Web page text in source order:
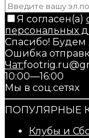
Я согласен(a)
персональных
Спасибо! Будем
Ошибка
Чат:
10:00—16:00
Мы в соц.сетях
ПОПУЛЯРНЫЕ
Клубы и